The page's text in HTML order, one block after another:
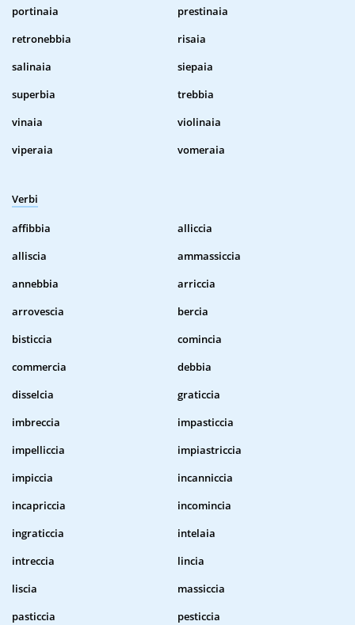
portinaia
prestinaia
retronebbia
risaia
salinaia
siepaia
superbia
trebbia
vinaia
violinaia
viperaia
vomeraia
Verbi
affibbia
alliccia
alliscia
ammassiccia
annebbia
arriccia
arrovescia
bercia
bisticcia
comincia
commercia
debbia
disselcia
graticcia
imbreccia
impasticcia
impelliccia
impiastriccia
impiccia
incanniccia
incapriccia
incomincia
ingraticcia
intelaia
intreccia
lincia
liscia
massiccia
pasticcia
pesticcia